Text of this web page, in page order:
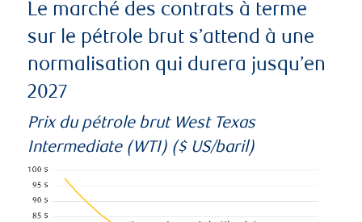
Le marché des contrats à terme
sur le pétrole brut s’attend à une
normalisation qui durera jusqu’en
2027
Prix du pétrole brut West Texas
Intermediate (WTI) ($ US/baril)